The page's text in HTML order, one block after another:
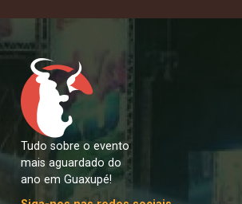
Tudo sobre o evento
mais aguardado do
ano em Guaxupé!